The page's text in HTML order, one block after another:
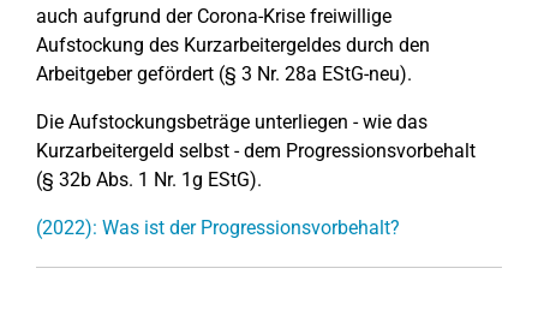
auch aufgrund der Corona-Krise freiwillige
Aufstockung des Kurzarbeitergeldes durch den
Arbeitgeber gefördert (§ 3 Nr. 28a EStG-neu).
Die Aufstockungsbeträge unterliegen - wie das
Kurzarbeitergeld selbst - dem Progressionsvorbehalt
(§ 32b Abs. 1 Nr. 1g EStG).
(2022): Was ist der Progressionsvorbehalt?